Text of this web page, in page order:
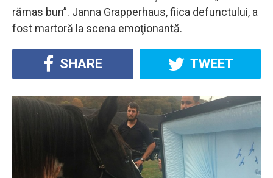
rămas bun”. Janna Grapperhaus, fiica defunctului, a
fost martoră la scena emoţionantă.
SHARE TWEET